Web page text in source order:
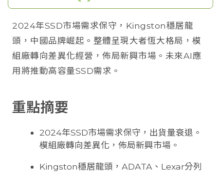
2024年SSD市場需求保守，Kingston穩居龍
頭，中國品牌崛起。整體呈現大者恆大格局，模
組廠轉向差異化經營，佈局新興市場。未來AI應
用將推動高容量SSD需求。
重點摘要
2024年SSD市場需求保守，出貨量衰退。
模組廠轉向差異化，佈局新興市場。
Kingston穩居龍頭，ADATA、Lexar分列